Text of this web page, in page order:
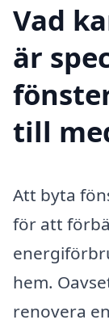
Vad
är
till
Att byta
för att
hem.
renovera